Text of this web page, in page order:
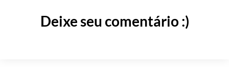
Deixe seu comentário :)